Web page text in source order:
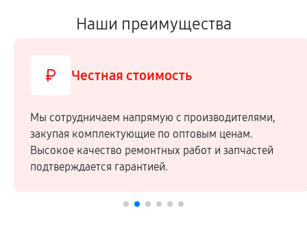
Наши преимущества
Честная стоимость
Мы сотрудничаем напрямую c производителями,
закупая комплектующие по оптовым ценам.
Высокое качество ремонтных работ и запчастей
подтверждается гарантией.